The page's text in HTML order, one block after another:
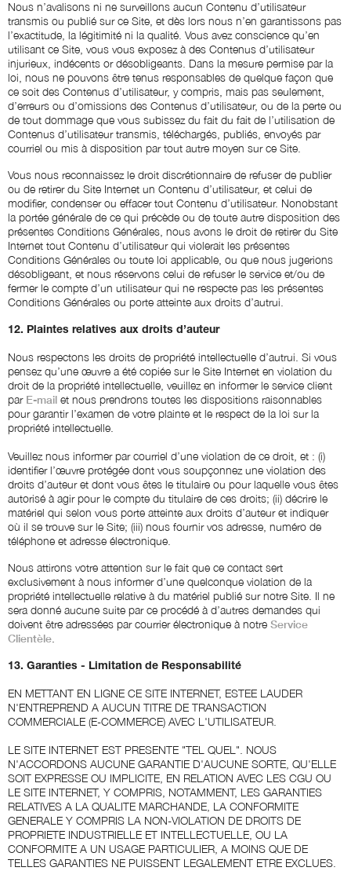
Nous n’avalisons ni ne surveillons aucun Contenu d’utilisateur
transmis ou publié sur ce Site, et dès lors nous n’en garantissons pas
l’exactitude, la légitimité ni la qualité. Vous avez conscience qu’en
utilisant ce Site, vous vous exposez à des Contenus d’utilisateur
injurieux, indécents or désobligeants. Dans la mesure permise par la
loi, nous ne pouvons être tenus responsables de quelque façon que
ce soit des Contenus d’utilisateur, y compris, mais pas seulement,
d’erreurs ou d’omissions des Contenus d’utilisateur, ou de la perte ou
de tout dommage que vous subissez du fait du fait de l’utilisation de
Contenus d’utilisateur transmis, téléchargés, publiés, envoyés par
courriel ou mis à disposition par tout autre moyen sur ce Site.
Vous nous reconnaissez le droit discrétionnaire de refuser de publier
ou de retirer du Site Internet un Contenu d’utilisateur, et celui de
modifier, condenser ou effacer tout Contenu d’utilisateur. Nonobstant
la portée générale de ce qui précède ou de toute autre disposition des
présentes Conditions Générales, nous avons le droit de retirer du Site
Internet tout Contenu d’utilisateur qui violerait les présentes
Conditions Générales ou toute loi applicable, ou que nous jugerions
désobligeant, et nous réservons celui de refuser le service et/ou de
fermer le compte d’un utilisateur qui ne respecte pas les présentes
Conditions Générales ou porte atteinte aux droits d’autrui.
12. Plaintes relatives aux droits d’auteur
Nous respectons les droits de propriété intellectuelle d’autrui. Si vous
pensez qu’une œuvre a été copiée sur le Site Internet en violation du
droit de la propriété intellectuelle, veuillez en informer le service client
par E-mail et nous prendrons toutes les dispositions raisonnables
pour garantir l’examen de votre plainte et le respect de la loi sur la
propriété intellectuelle.
Veuillez nous informer par courriel d’une violation de ce droit, et : (i)
identifier l’œuvre protégée dont vous soupçonnez une violation des
droits d’auteur et dont vous êtes le titulaire ou pour laquelle vous êtes
autorisé à agir pour le compte du titulaire de ces droits; (ii) décrire le
matériel qui selon vous porte atteinte aux droits d’auteur et indiquer
où il se trouve sur le Site; (iii) nous fournir vos adresse, numéro de
téléphone et adresse électronique.
Nous attirons votre attention sur le fait que ce contact sert
exclusivement à nous informer d’une quelconque violation de la
propriété intellectuelle relative à du matériel publié sur notre Site. Il ne
sera donné aucune suite par ce procédé à d’autres demandes qui
doivent être adressées par courrier électronique à notre Service
Clientèle
13. Garanties - Limitation de Responsabilité
EN METTANT EN LIGNE CE SITE INTERNET, ESTEE LAUDER
N'ENTREPREND A AUCUN TITRE DE TRANSACTION
COMMERCIALE (E-COMMERCE) AVEC L'UTILISATEUR.
LE SITE INTERNET EST PRESENTE "TEL QUEL". NOUS
N'ACCORDONS AUCUNE GARANTIE D'AUCUNE SORTE, QU'ELLE
SOIT EXPRESSE OU IMPLICITE, EN RELATION AVEC LES CGU OU
LE SITE INTERNET, Y COMPRIS, NOTAMMENT, LES GARANTIES
RELATIVES A LA QUALITE MARCHANDE, LA CONFORMITE
GENERALE Y COMPRIS LA NON-VIOLATION DE DROITS DE
PROPRIETE INDUSTRIELLE ET INTELLECTUELLE, OU LA
CONFORMITE A UN USAGE PARTICULIER, A MOINS QUE DE
TELLES GARANTIES NE PUISSENT LEGALEMENT ETRE EXCLUES.